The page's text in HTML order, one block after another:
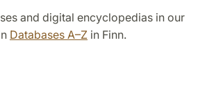
and digital encyclopedias in our
Databases A–Z in Finn.